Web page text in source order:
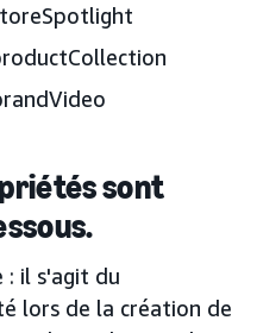
sont
: il s'agit du
lors de la création de